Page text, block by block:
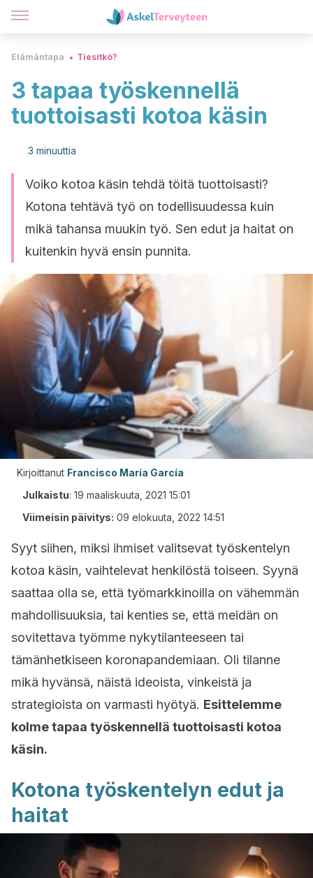
Elämäntapa Tiesitkö?
3 tapaa työskennellä
tuottoisasti kotoa käsin
3 minuuttia
Voiko kotoa käsin tehdä töitä tuottoisasti?
Kotona tehtävä työ on todellisuudessa kuin
mikä tahansa muukin työ. Sen edut ja haitat on
kuitenkin hyvä ensin punnita.
Kirjoittanut Francisco María García
Julkaistu: 19 maaliskuuta, 2021 15:01
Viimeisin päivitys: 09 elokuuta, 2022 14:51
Syyt siihen, miksi ihmiset valitsevat työskentelyn
kotoa käsin, vaihtelevat henkilöstä toiseen. Syynä
saattaa olla se, että työmarkkinoilla on vähemmän
mahdollisuuksia, tai kenties se, että meidän on
sovitettava työmme nykytilanteeseen tai
tämänhetkiseen koronapandemiaan. Oli tilanne
mikä hyvänsä, näistä ideoista, vinkeistä ja
strategioista on varmasti hyötyä. Esittelemme
kolme tapaa työskennellä tuottoisasti kotoa
käsin.
Kotona työskentelyn edut ja
haitat